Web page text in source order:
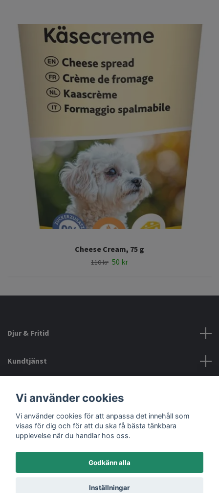
Cheese Cream, 75 g
110 kr 50 kr
Djur & Fritid
Kundtjänst
Sociala medier
© 2026 Djurochfritid.se
Vi använder cookies
Vi använder cookies för att anpassa det innehåll som
visas för dig och för att du ska få bästa tänkbara
upplevelse när du handlar hos oss.
Godkänn alla
Inställningar